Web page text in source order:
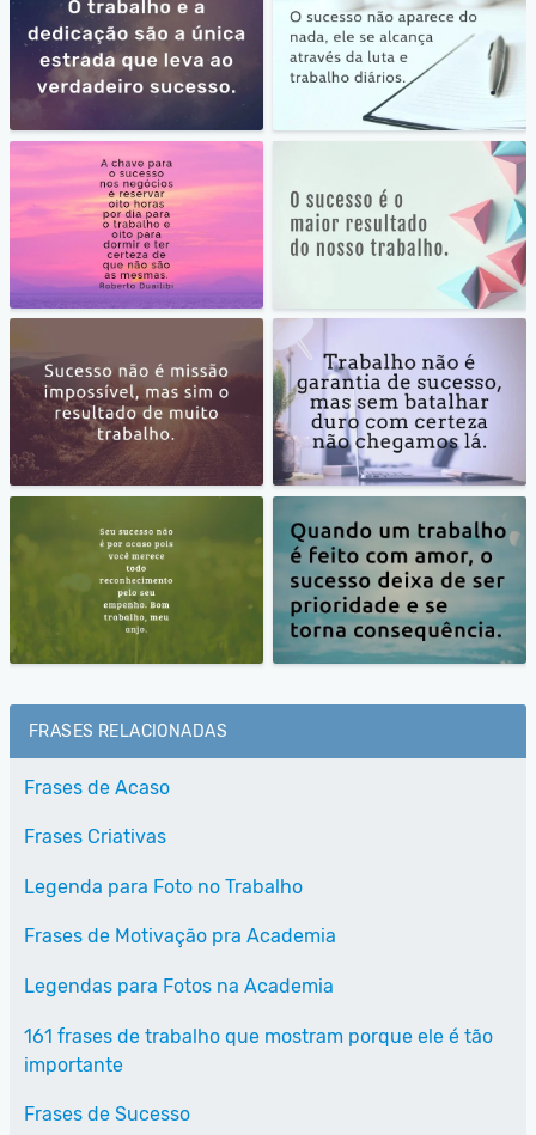
FRASES RELACIONADAS
Frases de Acaso
Frases Criativas
Legenda para Foto no Trabalho
Frases de Motivação pra Academia
Legendas para Fotos na Academia
161 frases de trabalho que mostram porque ele é tão
importante
Frases de Sucesso